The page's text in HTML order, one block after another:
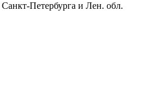
Петербурга и Лен. обл.